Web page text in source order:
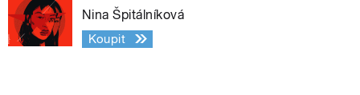
Nina Špitálníková
Koupit